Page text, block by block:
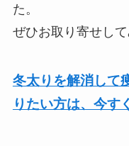
た。
ぜひお取り寄せして
冬太りを解消して
りたい方は、今す